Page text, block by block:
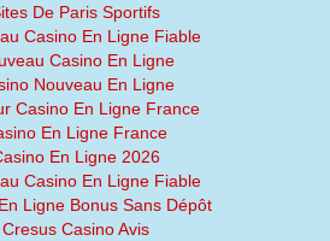
De Paris Sportifs
Casino En Ligne Fiable
Casino En Ligne
Nouveau En Ligne
Casino En Ligne France
En Ligne France
En Ligne 2026
Casino En Ligne Fiable
Ligne Bonus Sans Dépôt
Cresus Casino Avis